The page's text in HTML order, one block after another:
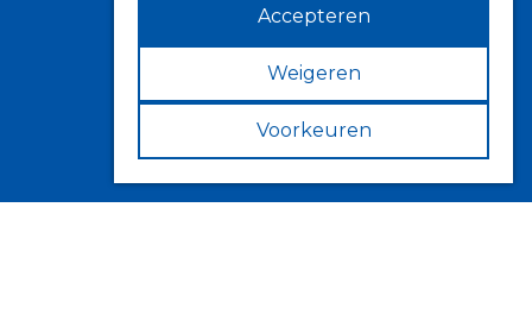
Contact
4143 HJ Leerdam
Accepteren
Weigeren
Voorkeuren